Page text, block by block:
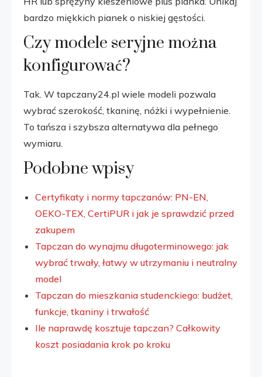
bardzo miękkich pianek o niskiej gęstości.
Czy modele seryjne można
konfigurować?
Tak. W tapczany24.pl wiele modeli pozwala
wybrać szerokość, tkaninę, nóżki i wypełnienie.
To tańsza i szybsza alternatywa dla pełnego
wymiaru.
Podobne wpisy
Certyfikaty i normy tapczanów: PN-EN,
OEKO-TEX, CertiPUR i jak je sprawdzić przed
zakupem
Tapczan do wynajmu długoterminowego: jak
wybrać trwały, łatwy w utrzymaniu i neutralny
model
Tapczan do mieszkania studenckiego: budżet,
funkcje, tkaniny i trwałość
Ile naprawdę kosztuje tapczan? Całkowity
koszt posiadania krok po kroku